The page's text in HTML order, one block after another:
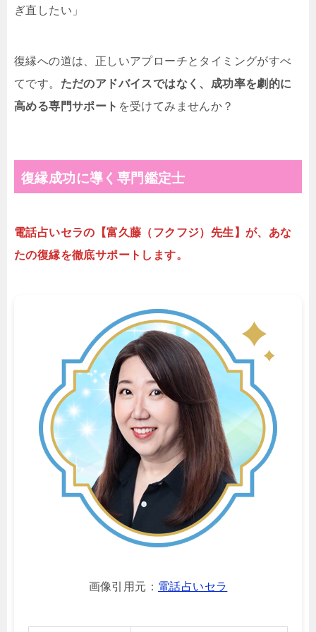
ぎ直したい」
復縁への道は、正しいアプローチとタイミングがすべ
てです。 ただのアドバイスではなく、成功率を劇的に
高める専門サポート を受けてみませんか？
復縁成功に導く専門鑑定士
電話占いセラの【富久藤（フクフジ）先生】が、あな
たの復縁を徹底サポートします。
画像引用元： 電話占いセラ